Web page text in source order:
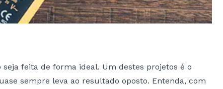
feita de forma ideal. Um destes projetos é o
sempre leva ao resultado oposto. Entenda, com